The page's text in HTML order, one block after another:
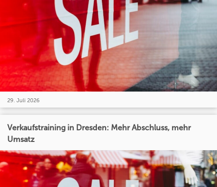
29. Juli 2026
Verkaufstraining in Dresden: Mehr Abschluss, mehr
Umsatz